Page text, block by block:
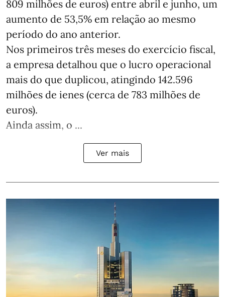
809 milhões de euros) entre abril e junho, um
aumento de 53,5% em relação ao mesmo
período do ano anterior.
Nos primeiros três meses do exercício fiscal,
a empresa detalhou que o lucro operacional
mais do que duplicou, atingindo 142.596
milhões de ienes (cerca de 783 milhões de
euros).
Ainda assim, o ...
Ver mais